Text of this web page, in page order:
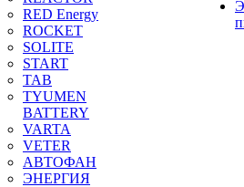
RED Energy
ROCKET
SOLITE
START
TAB
TYUMEN
BATTERY
VARTA
VETER
АВТОФАН
ЭНЕРГИЯ